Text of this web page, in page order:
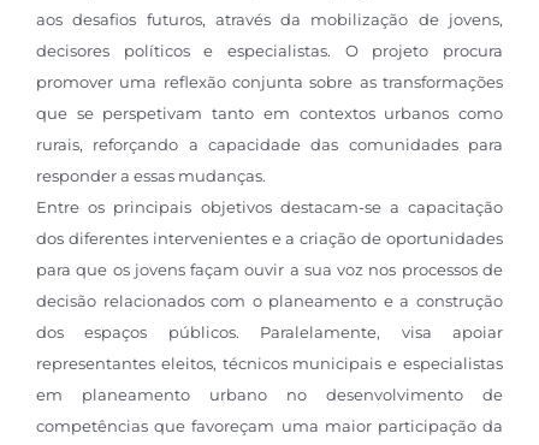
aos desafios futuros, através da mobilização de jovens,
decisores políticos e especialistas. O projeto procura
promover uma reflexão conjunta sobre as transformações
que se perspetivam tanto em contextos urbanos como
rurais, reforçando a capacidade das comunidades para
responder a essas mudanças.
Entre os principais objetivos destacam-se a capacitação
dos diferentes intervenientes e a criação de oportunidades
para que os jovens façam ouvir a sua voz nos processos de
decisão relacionados com o planeamento e a construção
dos espaços públicos. Paralelamente, visa apoiar
representantes eleitos, técnicos municipais e especialistas
em planeamento urbano no desenvolvimento de
competências que favoreçam uma maior participação da